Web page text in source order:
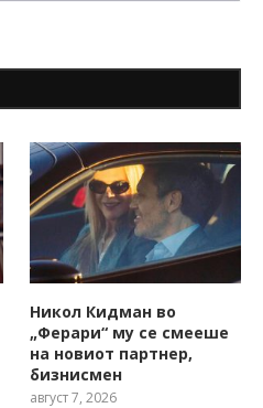
Никол Кидман во
„Ферари“ му се смееше
на новиот партнер,
бизнисмен
август 7, 2026